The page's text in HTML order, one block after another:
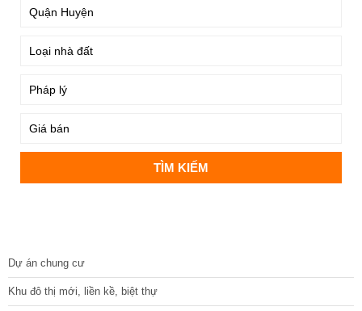
Dự án chung cư
Khu đô thị mới, liền kề, biệt thự